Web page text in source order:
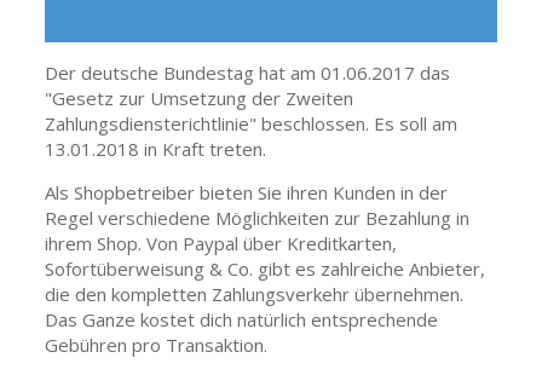
Der deutsche Bundestag hat am 01.06.2017 das
"Gesetz zur Umsetzung der Zweiten
Zahlungsdiensterichtlinie" beschlossen. Es soll am
13.01.2018 in Kraft treten.
Als Shopbetreiber bieten Sie ihren Kunden in der
Regel verschiedene Möglichkeiten zur Bezahlung in
ihrem Shop. Von Paypal über Kreditkarten,
Sofortüberweisung & Co. gibt es zahlreiche Anbieter,
die den kompletten Zahlungsverkehr übernehmen.
Das Ganze kostet dich natürlich entsprechende
Gebühren pro Transaktion.